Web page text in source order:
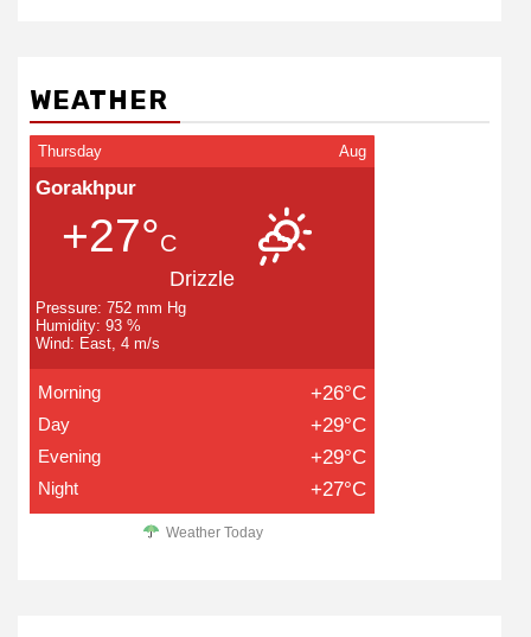
WEATHER
Thursday Aug
Gorakhpur
+27°C
Drizzle
Pressure: 752 mm Hg
Humidity: 93 %
Wind: East, 4 m/s
Morning +26°C
Day +29°C
Evening +29°C
Night +27°C
Weather Today